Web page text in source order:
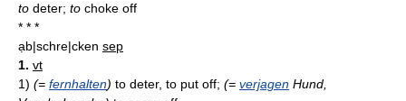
to deter; to choke off
* * *
ạb|schre|cken sep
1. vt
1) (= fernhalten) to deter, to put off; (= verjagen Hund,